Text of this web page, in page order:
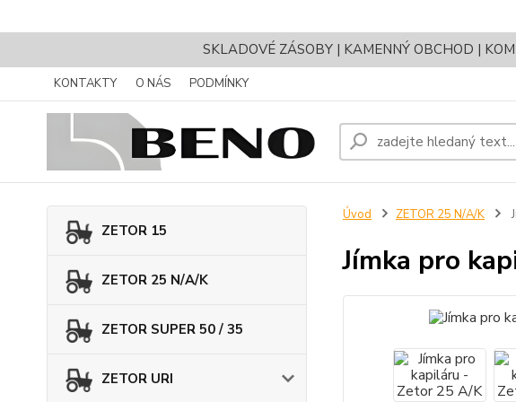
SKLADOVÉ ZÁSOBY | KAMENNÝ OBCHOD |
KONTAKTY O NÁS PODMÍNKY
ZETOR 15
ZETOR 25 N/A/K
ZETOR SUPER 50 / 35
ZETOR URI
Úvod ZETOR 25 N/A/K
Jímka pro